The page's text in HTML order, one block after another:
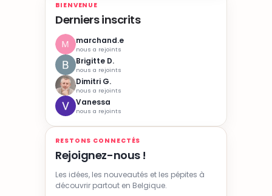
BIENVENUE
Derniers inscrits
marchand.e
nous a rejoints
Brigitte D.
nous a rejoints
Dimitri G.
nous a rejoints
Vanessa
nous a rejoints
RESTONS CONNECTÉS
Rejoignez-nous !
Les idées, les nouveautés et les pépites à
découvrir partout en Belgique.